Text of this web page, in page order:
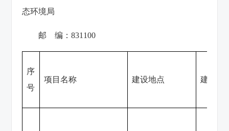
态环境局
邮 编：831100
序
号
项目名称 建设地点 建设单